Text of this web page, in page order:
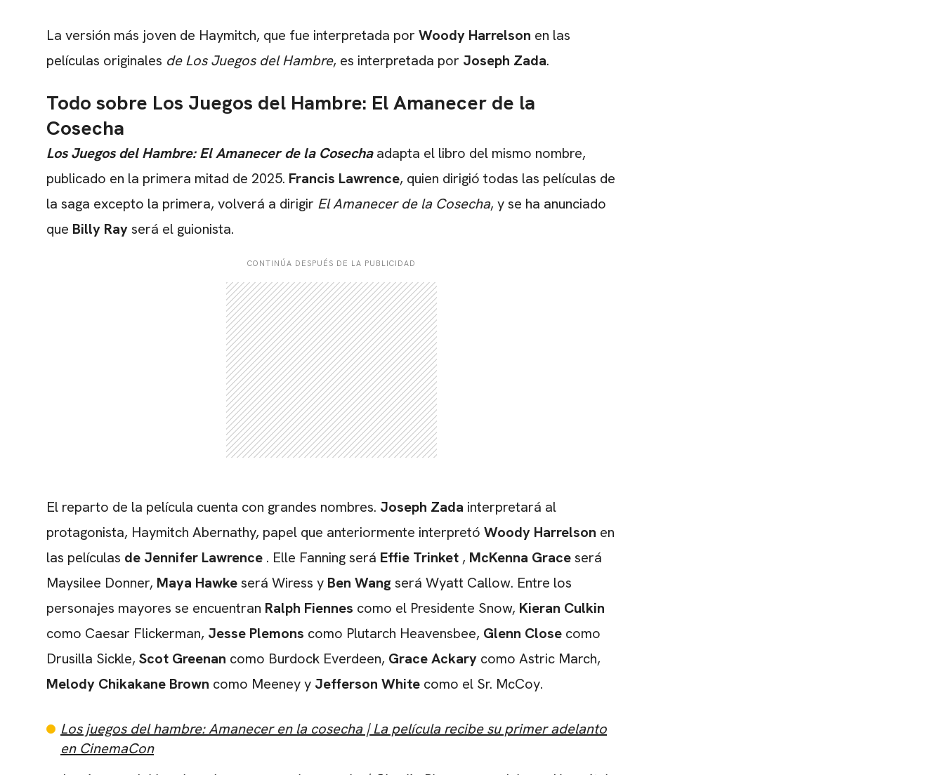
La versión más joven de Haymitch, que fue interpretada por Woody Harrelson en las
películas originales de Los Juegos del Hambre, es interpretada por Joseph Zada.
Todo sobre Los Juegos del Hambre: El Amanecer de la
Cosecha
Los Juegos del Hambre: El Amanecer de la Cosechaadapta el libro del mismo nombre,
publicado en la primera mitad de 2025. Francis Lawrence, quien dirigió todas las películas de
la saga excepto la primera, volverá a dirigir El Amanecer de la Cosecha, y se ha anunciado
que Billy Rayserá el guionista.
CONTINÚA DESPUÉS DE LA PUBLICIDAD
El reparto de la película cuenta con grandes nombres. Joseph Zada ​​interpretará al
protagonista, Haymitch Abernathy, papel que anteriormente interpretó Woody Harrelson en
las películas de Jennifer Lawrence . Elle Fanning será Effie Trinket , McKenna Graceserá
Maysilee Donner, Maya Hawkeserá Wiress y Ben Wangserá Wyatt Callow. Entre los
personajes mayores se encuentran Ralph Fiennes como el Presidente Snow, Kieran Culkin
como Caesar Flickerman, Jesse Plemons como Plutarch Heavensbee, Glenn Close como
Drusilla Sickle, Scot Greenan como Burdock Everdeen, Grace Ackary como Astric March,
Melody Chikakane Brown como Meeney y Jefferson White como el Sr. McCoy.
Los juegos del hambre: Amanecer en la cosecha | La película recibe su primer adelanto
en CinemaCon